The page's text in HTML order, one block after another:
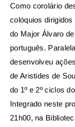
Como corolário
colóquios
do Major Álvaro
português.
desenvolveu
de Aristides de
do 1º e 2º ciclos
Integrado neste
21h00, na